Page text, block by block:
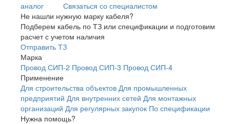
аналог
Связаться со специалистом
Не нашли нужную марку кабеля?
Подберем кабель по ТЗ или спецификации и подготовим
расчет с учетом наличия
Отправить ТЗ
Марка
Провод СИП-2 Провод СИП-3 Провод СИП-4
Применение
Для строительства объектов Для промышленных
предприятий Для внутренних сетей Для монтажных
организаций Для регулярных закупок По спецификации
Нужна помощь?